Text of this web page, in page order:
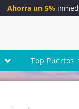
Ahorra un 5%
Top Puertos